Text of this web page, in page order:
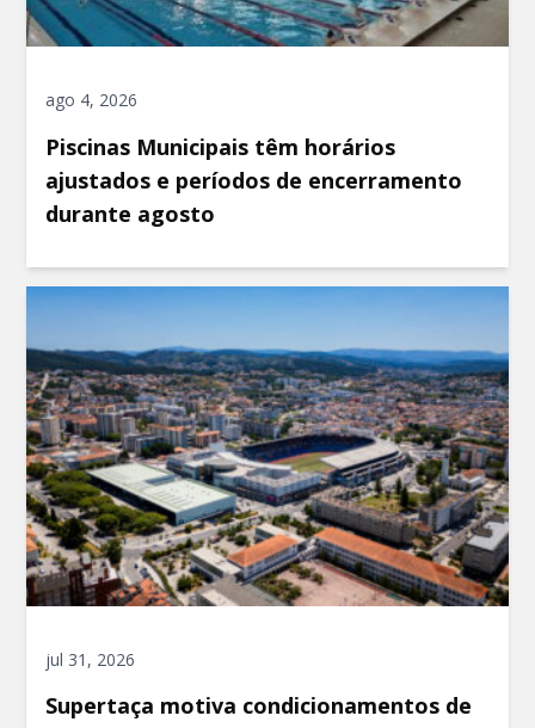
ago 4, 2026
Piscinas Municipais têm horários
ajustados e períodos de encerramento
durante agosto
jul 31, 2026
Supertaça motiva condicionamentos de